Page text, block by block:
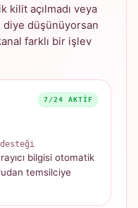
kilit açılmadı veya
diye düşünüyorsan
farklı bir işlev
7/24 AKTIF
bilgisi otomatik
temsilciye